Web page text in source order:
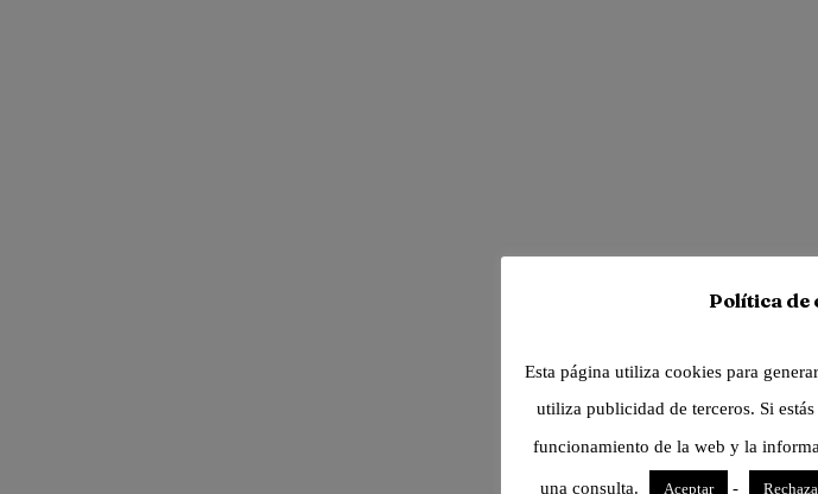
Política de
Esta página utiliza cookies para
utiliza publicidad de terceros. Si
funcionamiento de la web y la
una consulta. Aceptar -